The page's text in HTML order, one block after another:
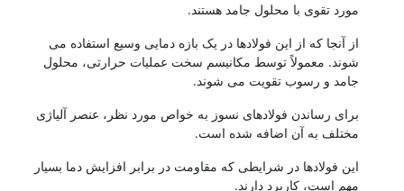
مورد تقوی با محلول جامد هستند.
از آنجا که از این فولادها در یک بازه دمایی وسیع استفاده می
شوند. معمولاً توسط مکانیسم سخت عملیات حرارتی، محلول
جامد و رسوب تقویت می شوند.
برای رساندن فولادهای نسوز به خواص مورد نظر، عنصر آلیاژی
مختلف به آن اضافه شده است.
این فولادها در شرایطی که مقاومت در برابر افزایش دما بسیار
مهم است، کاربرد دارند.